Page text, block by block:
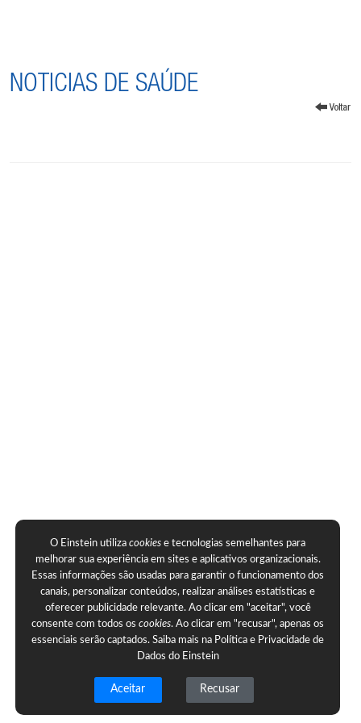
NOTICIAS DE SAÚDE
O Einstein utilizacookies e tecnologias semelhantes para
melhorar sua experiência em sites e aplicativos organizacionais.
Essas informações são usadas para garantir o funcionamento dos
canais, personalizar conteúdos, realizar análises estatísticas e
oferecer publicidade relevante. Ao clicar em "aceitar", você
consente com todos oscookies. Ao clicar em "recusar", apenas os
essenciais serão captados. Saiba mais na Política e Privacidade de
Dados do Einstein
Aceitar Recusar